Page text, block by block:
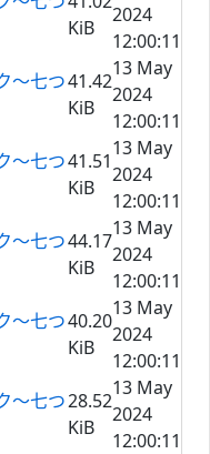
KiB
2024
12:00:11
～七つ41.42
KiB
13 May
2024
12:00:11
～七つ41.51
KiB
13 May
2024
12:00:11
～七つ44.17
KiB
13 May
2024
12:00:11
～七つ40.20
KiB
13 May
2024
12:00:11
～七つ28.52
KiB
13 May
2024
12:00:11